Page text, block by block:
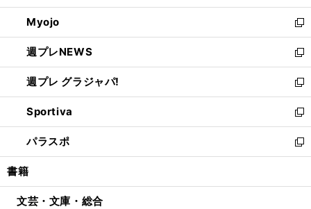
開
く
ウ
で
開
く
ン
ド
ウ
で
開
く
ウ
ィ
ン
ド
ウ
で
開
く
Myojo
新
し
い
ウ
ィ
ン
ド
ウ
で
開
週プレNEWS
新
し
い
ウ
ィ
ン
ド
ウ
開
週プレ グラジャパ!
新
し
い
ウ
ィ
ン
ウ
Sportiva
新
し
い
ウ
ン
パラスポ
新
し
ウ
書籍
文芸・文庫・総合